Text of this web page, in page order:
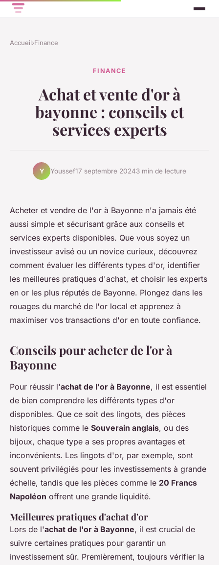
Accueil›Finance
FINANCE
Achat et vente d'or à
bayonne : conseils et
services experts
Y Youssef17 septembre 20243 min de lecture
Acheter et vendre de l'or à Bayonne n'a jamais été
aussi simple et sécurisant grâce aux conseils et
services experts disponibles. Que vous soyez un
investisseur avisé ou un novice curieux, découvrez
comment évaluer les différents types d'or, identifier
les meilleures pratiques d'achat, et choisir les experts
en or les plus réputés de Bayonne. Plongez dans les
rouages du marché de l'or local et apprenez à
maximiser vos transactions d'or en toute confiance.
Conseils pour acheter de l'or à
Bayonne
Pour réussir l'achat de l'or à Bayonne, il est essentiel
de bien comprendre les différents types d'or
disponibles. Que ce soit des lingots, des pièces
historiques comme le Souverain anglais, ou des
bijoux, chaque type a ses propres avantages et
inconvénients. Les lingots d'or, par exemple, sont
souvent privilégiés pour les investissements à grande
échelle, tandis que les pièces comme le 20 Francs
Napoléon offrent une grande liquidité.
Meilleures pratiques d'achat d'or
Lors de l'achat de l'or à Bayonne, il est crucial de
suivre certaines pratiques pour garantir un
investissement sûr. Premièrement, toujours vérifier la